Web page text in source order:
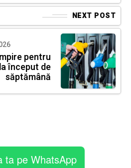
NEXT POST
pentru
început de
săptămână
ta pe WhatsApp